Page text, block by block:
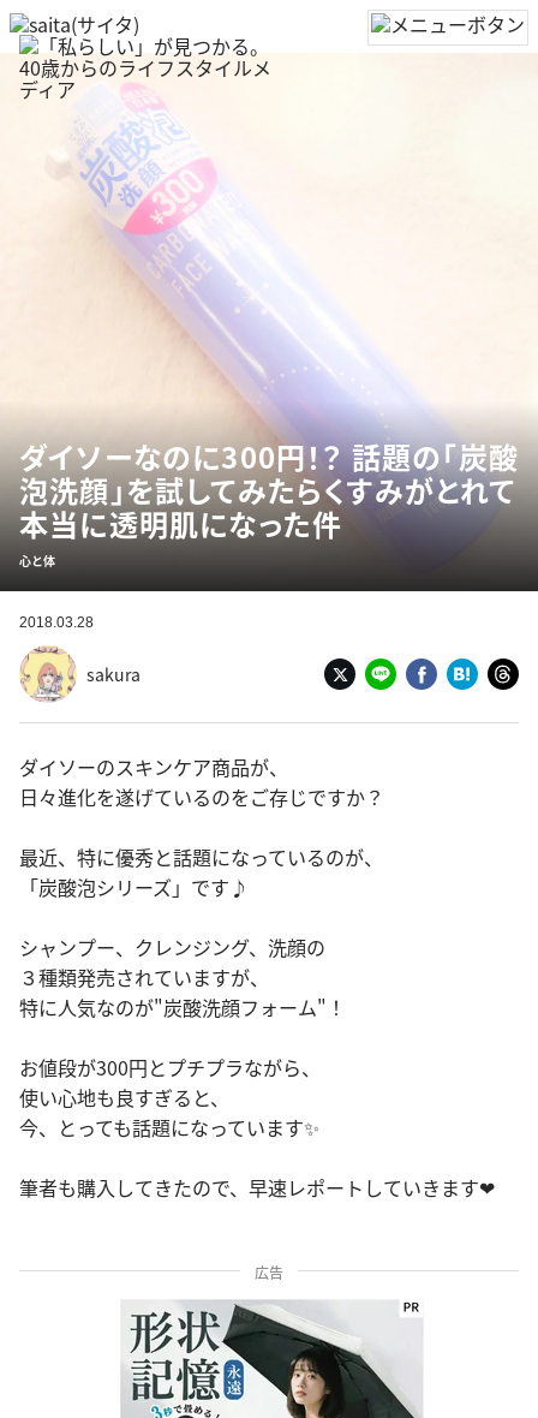
ダイソーなのに300円！？ 話題の「炭酸
泡洗顔」を試してみたらくすみがとれて
本当に透明肌になった件
心と体
2018.03.28
sakura
ダイソーのスキンケア商品が、
日々進化を遂げているのをご存じですか？
最近、特に優秀と話題になっているのが、
「炭酸泡シリーズ」です♪
シャンプー、クレンジング、洗顔の
３種類発売されていますが、
特に人気なのが"炭酸洗顔フォーム"！
お値段が300円とプチプラながら、
使い心地も良すぎると、
今、とっても話題になっています✨
筆者も購入してきたので、早速レポートしていきます❤
広告